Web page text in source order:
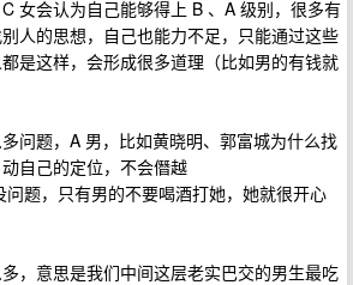
女会认为自己能够得上 B 、A 级别，很多有
人的思想，自己也能力不足，只能通过这些
是这样，会形成很多道理（比如男的有钱就
问题，A 男，比如黄晓明、郭富城为什么找
自己的定位，不会僭越
问题，只有男的不要喝酒打她，她就很开心
，意思是我们中间这层老实巴交的男生最吃